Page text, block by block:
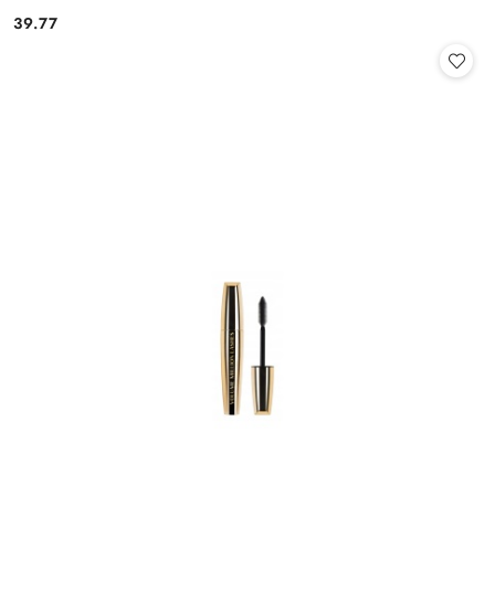
Cena:
39.77